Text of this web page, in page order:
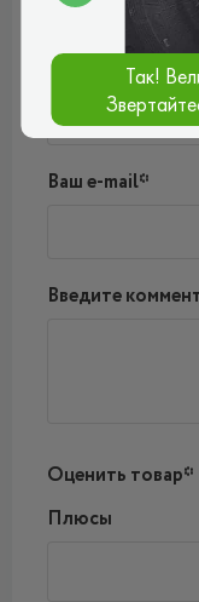
Написать
Имя*
Ваш e-mail*
Введите
Оценить товар*
Плюсы
Так!